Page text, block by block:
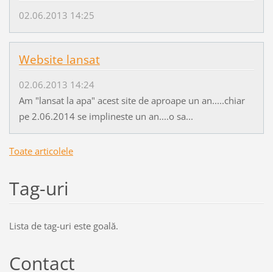
02.06.2013 14:25
Website lansat
02.06.2013 14:24
Am "lansat la apa" acest site de aproape un an.....chiar
pe 2.06.2014 se implineste un an....o sa...
Toate articolele
Tag-uri
Lista de tag-uri este goală.
Contact